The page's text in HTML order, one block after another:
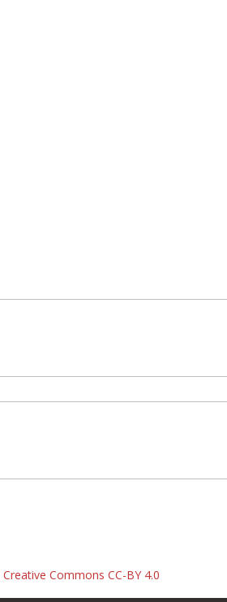
Creative Commons CC-BY 4.0